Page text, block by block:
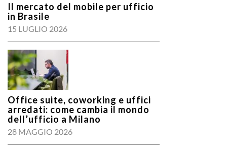
Il mercato del mobile per ufficio
in Brasile
15 LUGLIO 2026
Office suite, coworking e uffici
arredati: come cambia il mondo
dell’ufficio a Milano
28 MAGGIO 2026